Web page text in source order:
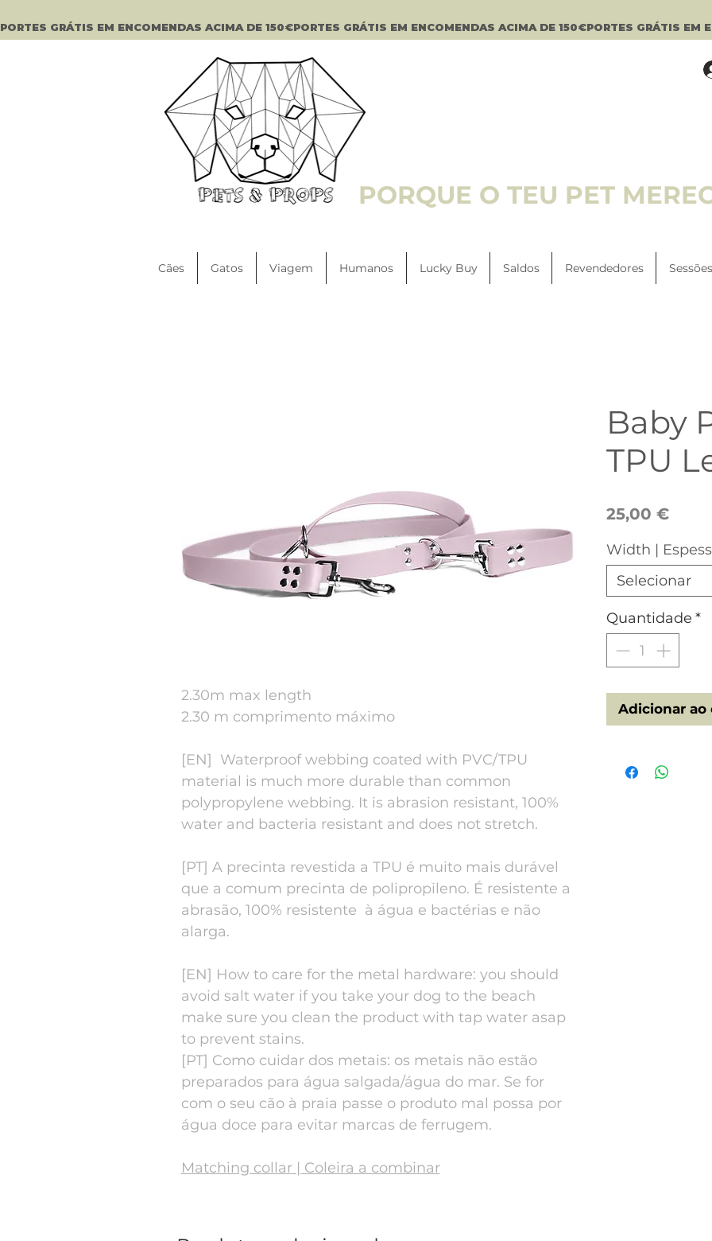
PORTES GRÁTIS EM ENCOMENDAS ACIMA DE 150€
PORQUE O TEU PET
Cães Gatos Viagem Humanos Lucky Buy Saldos Revendedores
2.30m max length
2.30 m comprimento máximo
[EN] Waterproof webbing coated with PVC/TPU
material is much more durable than common
polypropylene webbing. It is abrasion resistant, 100%
water and bacteria resistant and does not stretch.
[PT] A precinta revestida a TPU é muito mais durável
que a comum precinta de polipropileno. É resistente a
abrasão, 100% resistente à água e bactérias e não
alarga.
[EN] How to care for the metal hardware: you should
avoid salt water if you take your dog to the beach
make sure you clean the product with tap water asap
to prevent stains.
[PT] Como cuidar dos metais: os metais não estão
preparados para água salgada/água do mar. Se for
com o seu cão à praia passe o produto mal possa por
água doce para evitar marcas de ferrugem.
Matching collar | Coleira a combinar
Baby
TPU
25,00 €Preço
Width |
Selecionar
Quantidade *
Adicionar ao